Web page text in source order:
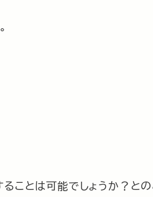
ことは可能でしょうか？と